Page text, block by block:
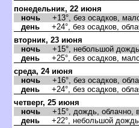
понедельник, 22 июня
ночь +13°, без осадков,
день +24°, без осадков,
торник, 23 июня
ночь +15°, небольшой
день +25°, без осадков,
среда, 24 июня
ночь +16°, без осадков,
день +24°, без осадков,
четверг, 25 июня
ночь +15°, дождь, облачно,
день +22°, небольшой